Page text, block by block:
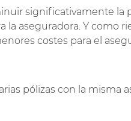
significativamente la
la aseguradora. Y como
costes para el
pólizas con la misma